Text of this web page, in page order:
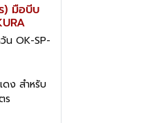
) มือบีบ
น OK-SP-
ง สำหรับ
ร